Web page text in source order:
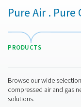
l’oxygène
procédé
Vous